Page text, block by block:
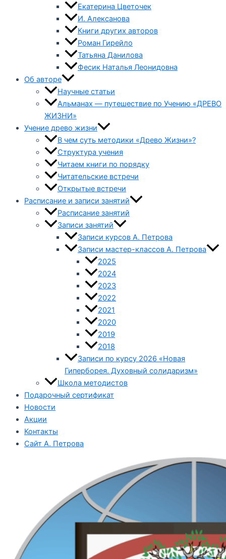
Екатерина Цветочек
И. Алексанова
Книги других авторов
Роман Гирейло
Татьяна Данилова
Фесик Наталья Леонидовна
Об авторе
Научные статьи
Альманах — путешествие по Учению «ДРЕВО
ЖИЗНИ»
Учение древо жизни
В чем суть методики «Древо Жизни»?
Структура учения
Читаем книги по порядку
Читательские встречи
Открытые встречи
Расписание и записи занятий
Расписание занятий
Записи занятий
Записи курсов А. Петрова
Записи мастер-классов А. Петрова
2025
2024
2023
2022
2021
2020
2019
2018
Записи по курсу 2026 «Новая
Гиперборея. Духовный солидаризм»
Школа методистов
Подарочный сертификат
Новости
Акции
Контакты
Сайт А. Петрова